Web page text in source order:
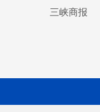
三峡商报